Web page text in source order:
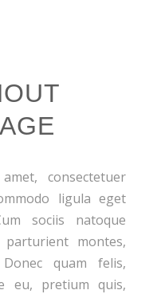
consectetuer
ligula eget
sociis natoque
montes,
quam felis,
eu, pretium quis,